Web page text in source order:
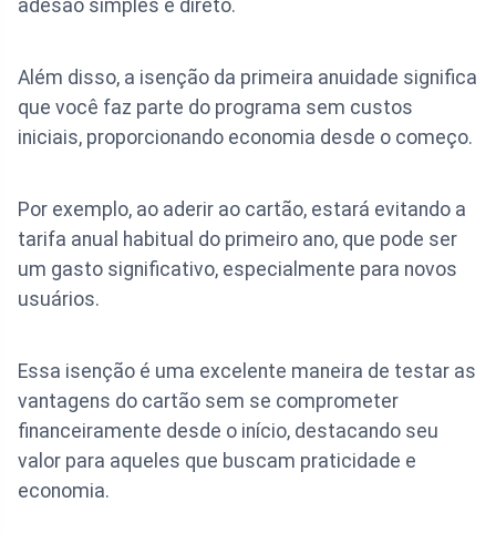
adesão simples e direto.
Além disso, a isenção da primeira anuidade significa
que você faz parte do programa sem custos
iniciais, proporcionando economia desde o começo.
Por exemplo, ao aderir ao cartão, estará evitando a
tarifa anual habitual do primeiro ano, que pode ser
um gasto significativo, especialmente para novos
usuários.
Essa isenção é uma excelente maneira de testar as
vantagens do cartão sem se comprometer
financeiramente desde o início, destacando seu
valor para aqueles que buscam praticidade e
economia.